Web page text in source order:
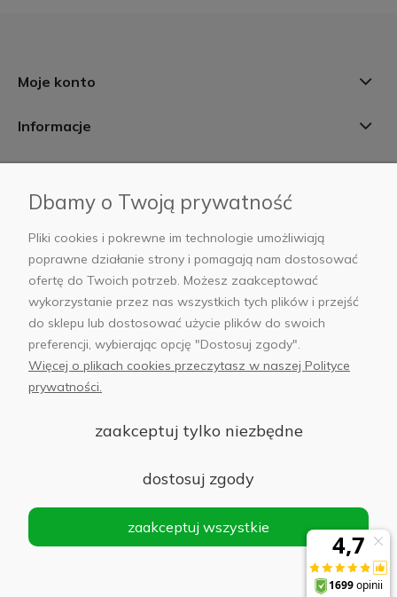
Moje konto
Informacje
AB Foto
sklep@abfoto.pl
+48 797 971 275
© 2025 Wszelkie prawa zastrzeżone. Serwis własnością:
Sp. z o.o.
Siedziba: 02-486 WARSZAWA, Al. Jerozolimskie 176, NIP
1132646403 KRS nr 0000271999
Dbamy o Twoją prywatność
Pliki cookies i pokrewne im technologie umożliwiają
poprawne działanie strony i pomagają nam dostosować
ofertę do Twoich potrzeb. Możesz zaakceptować
wykorzystanie przez nas wszystkich tych plików i przejść
do sklepu lub dostosować użycie plików do swoich
preferencji, wybierając opcję "Dostosuj zgody".
Więcej o plikach cookies przeczytasz w naszej Polityce
prywatności.
zaakceptuj tylko niezbędne
dostosuj zgody
zaakceptuj wszystkie